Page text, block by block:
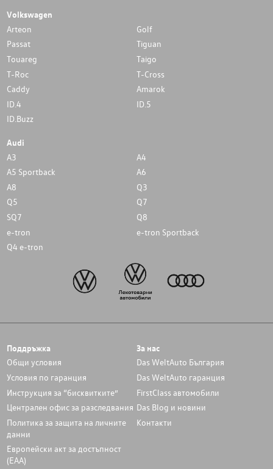
Volkswagen
Arteon
Golf
Passat
Tiguan
Touareg
Taigo
T-Roc
T-Cross
Caddy
Amarok
ID.4
ID.5
ID.Buzz
Audi
A3
A4
A5 Sportback
A6
A8
Q3
Q5
Q7
SQ7
Q8
e-tron
e-tron Sportback
Q4 e-tron
Поддръжка
Общи условия
Условия по гаранция
Инструкция за “бисквитките”
Централен офис за разследвания
Политика за защита на личните
данни
Европейски акт за достъпност
(ЕАА)
За нас
Das WeltAuto България
Das WeltAuto гаранция
FirstClass автомобили
Das Blog и новини
Контакти